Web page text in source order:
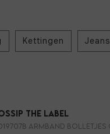
Kettingen Jeans
the Label